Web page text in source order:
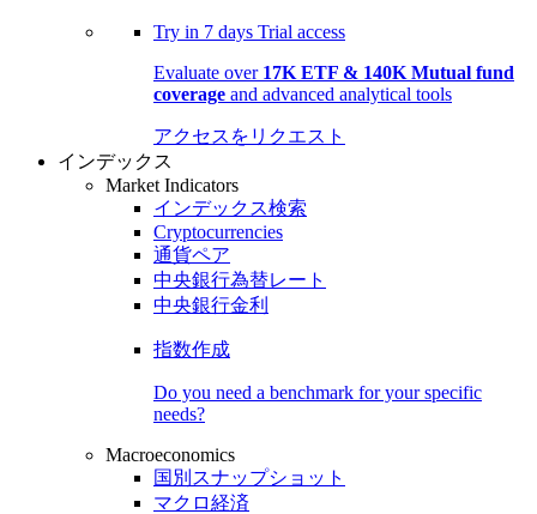
Try in 7 days Trial access
Evaluate over 17K ETF & 140K Mutual fund
coverage and advanced analytical tools
アクセスをリクエスト
インデックス
Market Indicators
インデックス検索
Cryptocurrencies
通貨ペア
中央銀行為替レート
中央銀行金利
指数作成
Do you need a benchmark for your specific
needs?
Macroeconomics
国別スナップショット
マクロ経済